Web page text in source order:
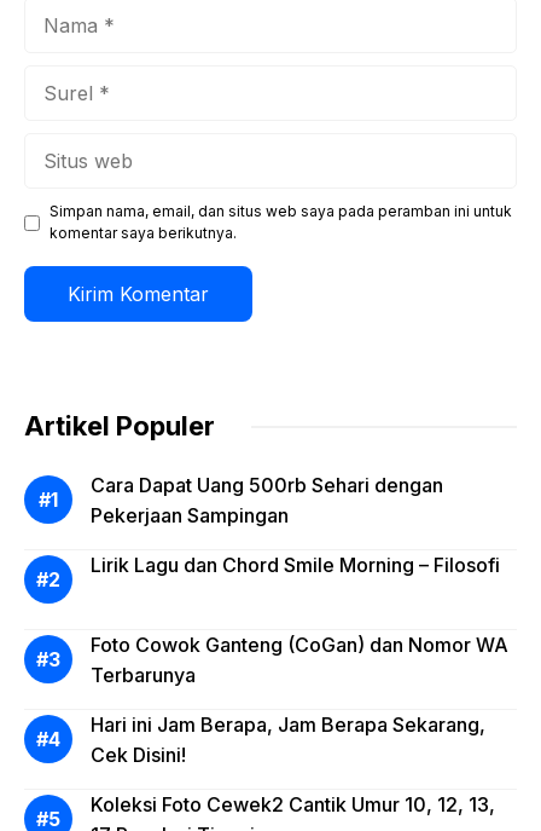
Simpan nama, email, dan situs web saya pada peramban ini untuk
komentar saya berikutnya.
Artikel Populer
Cara Dapat Uang 500rb Sehari dengan
Pekerjaan Sampingan
Lirik Lagu dan Chord Smile Morning – Filosofi
Foto Cowok Ganteng (CoGan) dan Nomor WA
Terbarunya
Hari ini Jam Berapa, Jam Berapa Sekarang,
Cek Disini!
Koleksi Foto Cewek2 Cantik Umur 10, 12, 13,